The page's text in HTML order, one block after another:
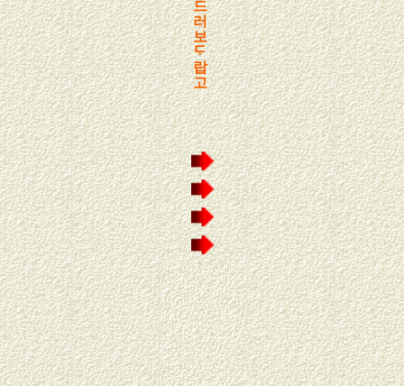
드
러
보
ᄃᆞ
랍
고